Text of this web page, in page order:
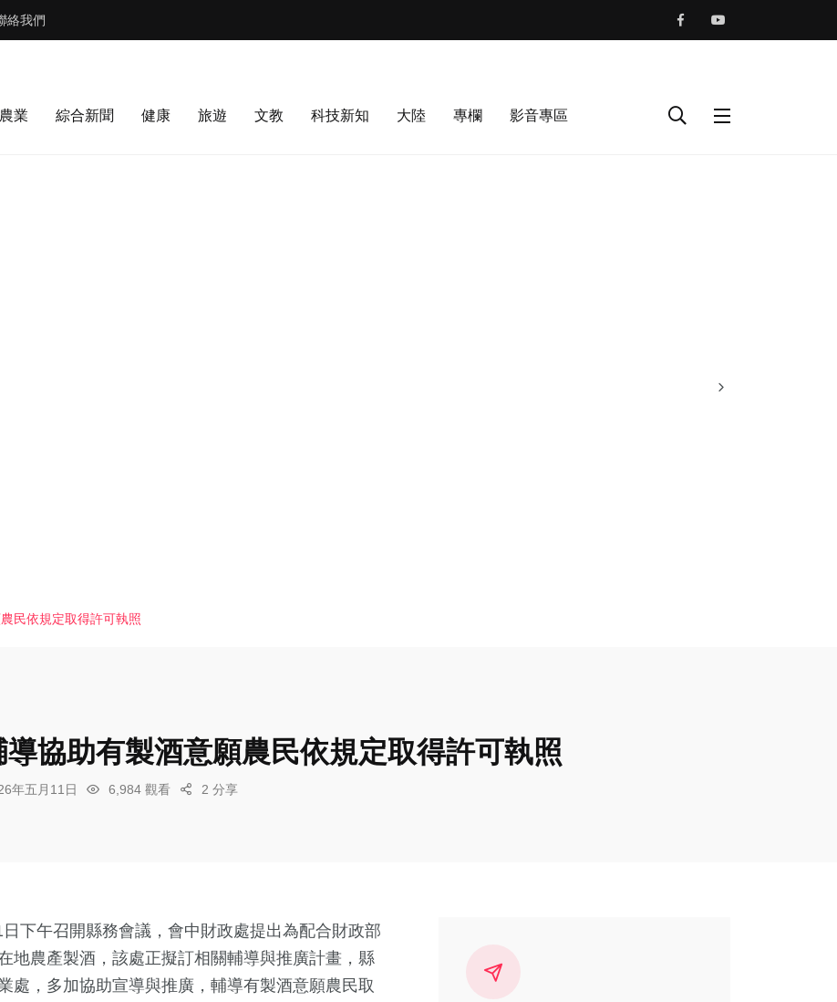
絡我們
農業 綜合新聞 健康 旅遊 文教 科技新知 大陸 專欄 影音專區
民依規定取得許可執照
協助有製酒意願農民依規定取得許可執照
年五月11日 6,984 觀看 2 分享
下午召開縣務會議，會中財政處提出為配合財政部
地農產製酒，該處正擬訂相關輔導與推廣計畫，縣
處，多加協助宣導與推廣，輔導有製酒意願農民取